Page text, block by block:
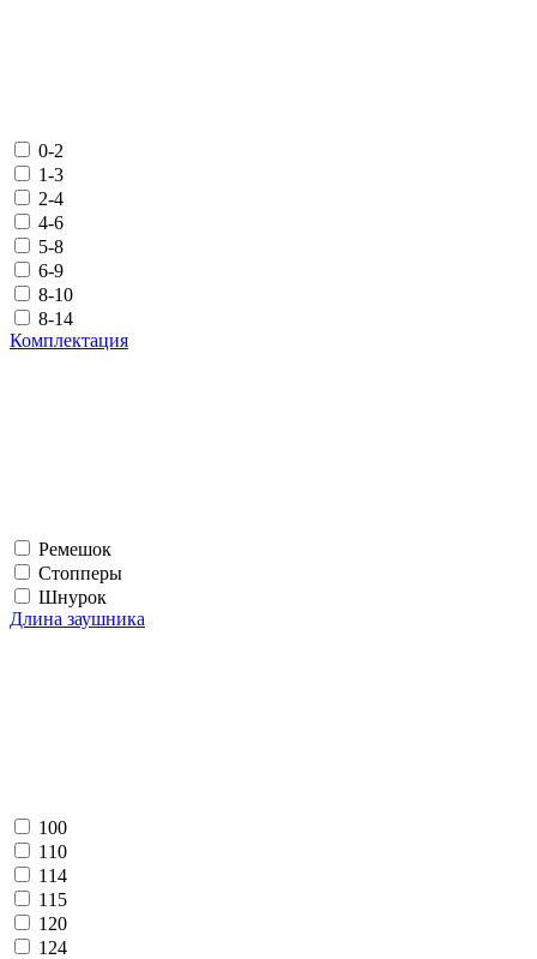
0-2
1-3
2-4
4-6
5-8
6-9
8-10
8-14
Комплектация
Ремешок
Стопперы
Шнурок
Длина заушника
100
110
114
115
120
124